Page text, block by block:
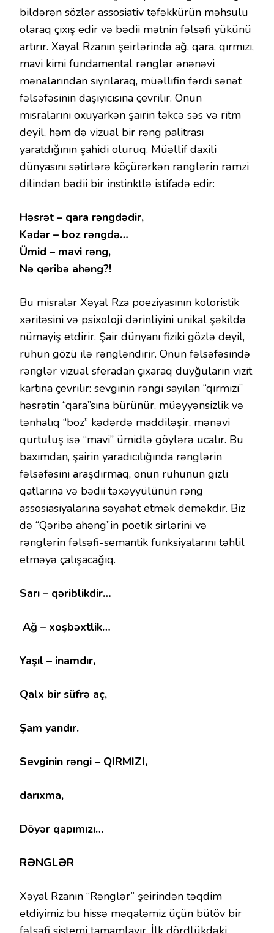
bildərən sözlər assosiativ təfəkkürün məhsulu
olaraq çıxış edir və bədii mətnin fəlsəfi yükünü
artırır. Xəyal Rzanın şeirlərində ağ, qara, qırmızı,
mavi kimi fundamental rənglər ənənəvi
mənalarından sıyrılaraq, müəllifin fərdi sənət
fəlsəfəsinin daşıyıcısına çevrilir. Onun
misralarını oxuyarkən şairin təkcə səs və ritm
deyil, həm də vizual bir rəng palitrası
yaratdığının şahidi oluruq. Müəllif daxili
dünyasını sətirlərə köçürərkən rənglərin rəmzi
dilindən bədii bir instinktlə istifadə edir:
Həsrət – qara rəngdədir,
Kədər – boz rəngdə…
Ümid – mavi rəng,
Nə qəribə ahəng?!
Bu misralar Xəyal Rza poeziyasının koloristik
xəritəsini və psixoloji dərinliyini unikal şəkildə
nümayiş etdirir. Şair dünyanı fiziki gözlə deyil,
ruhun gözü ilə rəngləndirir. Onun fəlsəfəsində
rənglər vizual sferadan çıxaraq duyğuların vizit
kartına çevrilir: sevginin rəngi sayılan “qırmızı”
həsrətin “qara”sına bürünür, müəyyənsizlik və
tənhalıq “boz” kədərdə maddiləşir, mənəvi
qurtuluş isə “mavi” ümidlə göylərə ucalır. Bu
baxımdan, şairin yaradıcılığında rənglərin
fəlsəfəsini araşdırmaq, onun ruhunun gizli
qatlarına və bədii təxəyyülünün rəng
assosiasiyalarına səyahət etmək deməkdir. Biz
də “Qəribə ahəng”in poetik sirlərini və
rənglərin fəlsəfi-semantik funksiyalarını təhlil
etməyə çalışacağıq.
Sarı – qəriblikdir…
Ağ – xoşbəxtlik…
Yaşıl – inamdır,
Qalx bir süfrə aç,
Şam yandır.
Sevginin rəngi – QIRMIZI,
darıxma,
Döyər qapımızı…
RƏNGLƏR
Xəyal Rzanın “Rənglər” şeirindən təqdim
etdiyimiz bu hissə məqaləmiz üçün bütöv bir